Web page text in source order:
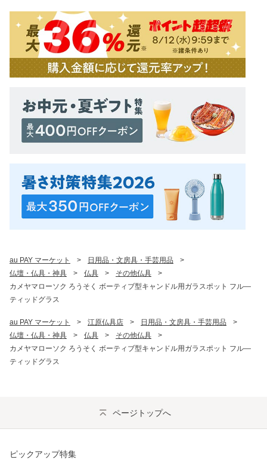
au PAY マーケット > 日用品・文房具・手芸用品
>
仏壇・仏具・神具
> 仏具 > その他仏具
>
カメヤマローソク ろうそく ボーティブ型キャンドル用ガラスポット フル—
ティッドグラス
au PAY マーケット > 江原仏具店 > 日用品・文房具・手芸用品
>
仏壇・仏具・神具
> 仏具 > その他仏具
>
カメヤマローソク ろうそく ボーティブ型キャンドル用ガラスポット フル—
ティッドグラス
ページトップへ
ピックアップ特集